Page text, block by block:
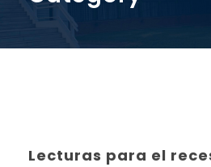
Lecturas para el